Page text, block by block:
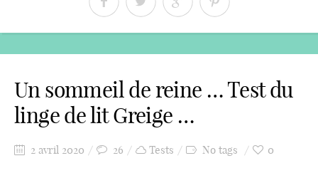
Un sommeil de reine … Test du
linge de lit Greige …
2 avril 2020 26 Tests No tags 0